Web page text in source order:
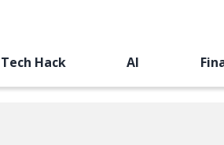
Tech Hack AI